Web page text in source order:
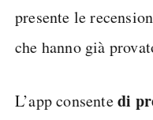
presente le
che hanno già
L’app consentedi